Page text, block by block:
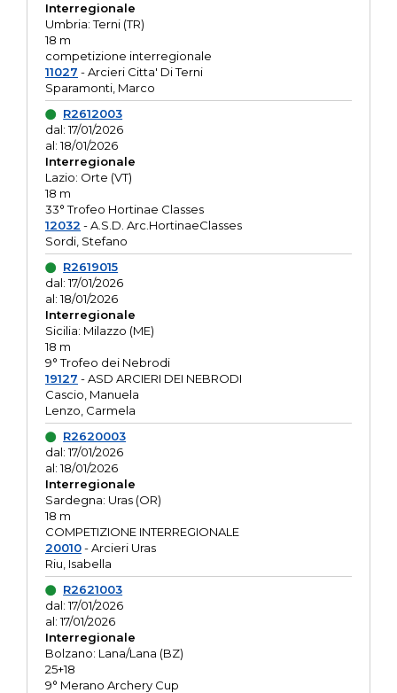
Interregionale
Umbria: Terni (TR)
18 m
competizione interregionale
11027 - Arcieri Citta' Di Terni
Sparamonti, Marco
R2612003
dal: 17/01/2026
al: 18/01/2026
Interregionale
Lazio: Orte (VT)
18 m
33° Trofeo Hortinae Classes
12032 - A.S.D. Arc.HortinaeClasses
Sordi, Stefano
R2619015
dal: 17/01/2026
al: 18/01/2026
Interregionale
Sicilia: Milazzo (ME)
18 m
9° Trofeo dei Nebrodi
19127 - ASD ARCIERI DEI NEBRODI
Cascio, Manuela
Lenzo, Carmela
R2620003
dal: 17/01/2026
al: 18/01/2026
Interregionale
Sardegna: Uras (OR)
18 m
COMPETIZIONE INTERREGIONALE
20010- Arcieri Uras
Riu, Isabella
R2621003
dal: 17/01/2026
al: 17/01/2026
Interregionale
Bolzano: Lana/Lana (BZ)
25+18
9° Merano Archery Cup